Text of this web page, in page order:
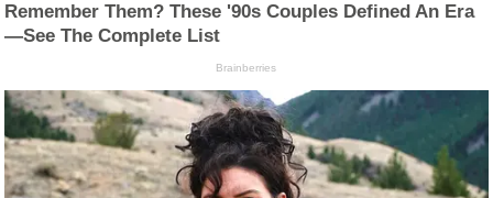
Remember Them? These '90s Couples Defined An Era
—See The Complete List
Brainberries